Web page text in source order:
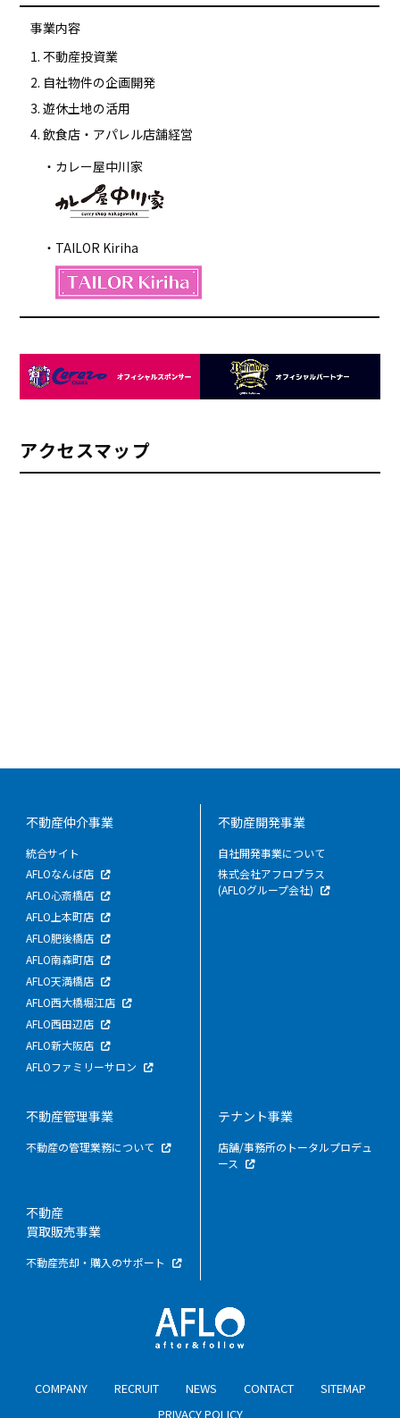
事業内容
不動産投資業
自社物件の企画開発
遊休土地の活用
飲食店・アパレル店舗経営
カレー屋中川家
TAILOR Kiriha
アクセスマップ
不動産仲介事業
統合サイト
AFLOなんば店
AFLO心斎橋店
AFLO上本町店
AFLO肥後橋店
AFLO南森町店
AFLO天満橋店
AFLO西大橋堀江店
AFLO西田辺店
AFLO新大阪店
AFLOファミリーサロン
不動産開発事業
自社開発事業について
株式会社アフロプラス
(AFLOグループ会社)
不動産管理事業
不動産の管理業務について
テナント事業
店舗/事務所のトータルプロデュ
ース
不動産
買取販売事業
不動産売却・購入のサポート
COMPANY RECRUIT NEWS CONTACT
SITEMAP
PRIVACY POLICY